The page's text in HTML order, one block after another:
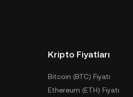
Kripto Fiyatları
Bitcoin (BTC) Fiyatı
Ethereum (ETH) Fiyatı